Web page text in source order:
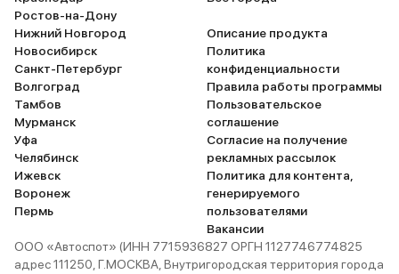
Ростов-на-Дону
Нижний Новгород
Новосибирск
Санкт-Петербург
Волгоград
Тамбов
Мурманск
Уфа
Челябинск
Ижевск
Воронеж
Пермь
Описание продукта
Политика
конфиденциальности
Правила работы программы
Пользовательское
соглашение
Согласие на получение
рекламных рассылок
Политика для контента,
генерируемого
пользователями
Вакансии
ООО «Автоспот» (ИНН 7715936827 ОРГН 1127746774825
адрес 111250, Г.МОСКВА, Внутригородская территория города